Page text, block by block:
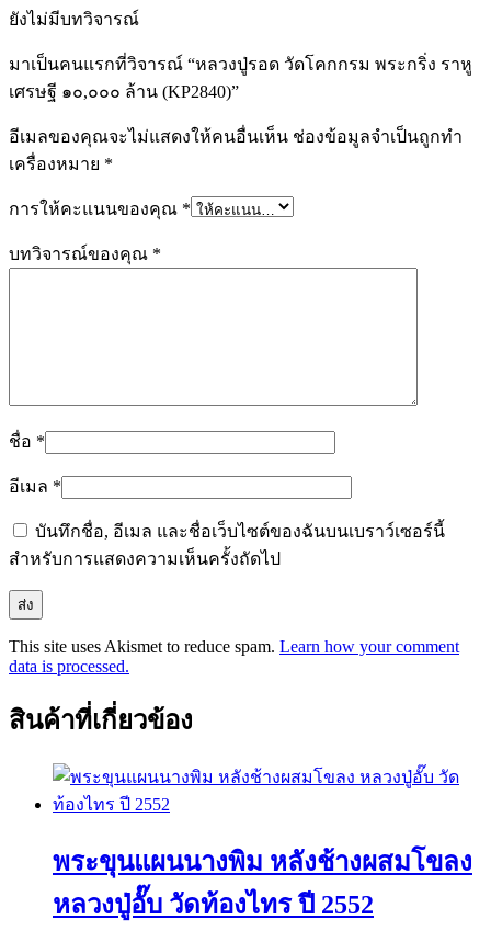
ยังไม่มีบทวิจารณ์
มาเป็นคนแรกที่วิจารณ์ “หลวงปู่รอด วัดโคกกรม พระกริ่ง ราหู
เศรษฐี ๑๐,๐๐๐ ล้าน (KP2840)”
อีเมลของคุณจะไม่แสดงให้คนอื่นเห็น ช่องข้อมูลจำเป็นถูกทำ
เครื่องหมาย *
การให้คะแนนของคุณ *
บทวิจารณ์ของคุณ *
ชื่อ *
อีเมล *
บันทึกชื่อ, อีเมล และชื่อเว็บไซต์ของฉันบนเบราว์เซอร์นี้
สำหรับการแสดงความเห็นครั้งถัดไป
This site uses Akismet to reduce spam. Learn how your comment
data is processed.
สินค้าที่เกี่ยวข้อง
พระขุนแผนนางพิม หลังช้างผสมโขลง
หลวงปู่อั๊บ วัดท้องไทร ปี 2552